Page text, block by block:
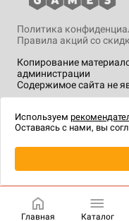
Копирование
администрации
Содержимое сайта не
Политика
Правила акций со
технологии.
Главная Каталог
Используем
Оставаясь с нами, вы